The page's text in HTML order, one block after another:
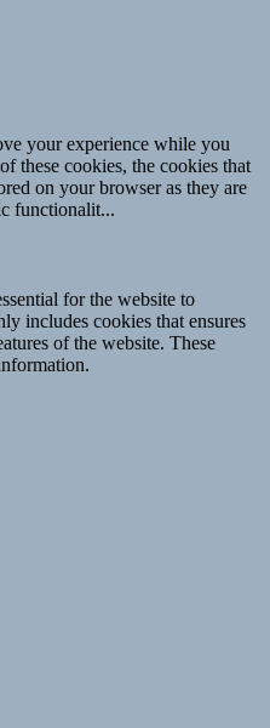
your experience while you
these cookies, the cookies that
on your browser as they are
functionalit...
for the website to
includes cookies that ensures
of the website. These